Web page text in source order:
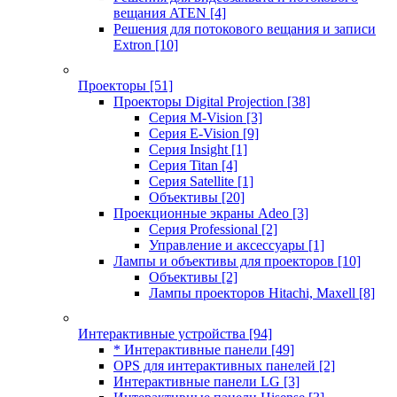
вещания ATEN [4]
Решения для потокового вещания и записи
Extron [10]
Проекторы [51]
Проекторы Digital Projection [38]
Серия M-Vision [3]
Серия E-Vision [9]
Серия Insight [1]
Серия Titan [4]
Серия Satellite [1]
Объективы [20]
Проекционные экраны Adeo [3]
Серия Professional [2]
Управление и аксессуары [1]
Лампы и объективы для проекторов [10]
Объективы [2]
Лампы проекторов Hitachi, Maxell [8]
Интерактивные устройства [94]
* Интерактивные панели [49]
OPS для интерактивных панелей [2]
Интерактивные панели LG [3]